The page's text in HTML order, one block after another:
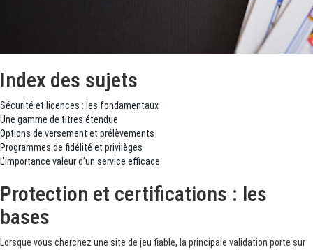
Index des sujets
Sécurité et licences : les fondamentaux
Une gamme de titres étendue
Options de versement et prélèvements
Programmes de fidélité et privilèges
L’importance valeur d’un service efficace
Protection et certifications : les
bases
Lorsque vous cherchez une site de jeu fiable, la principale validation porte sur